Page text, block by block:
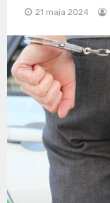
21 maja 2024